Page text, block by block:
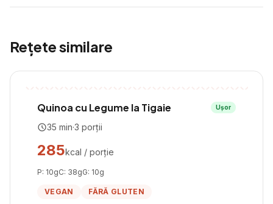
Rețete similare
Quinoa cu Legume la Tigaie Ușor
35 min·3 porții
285kcal / porție
P: 10gC: 38gG: 10g
VEGAN FĂRĂ GLUTEN